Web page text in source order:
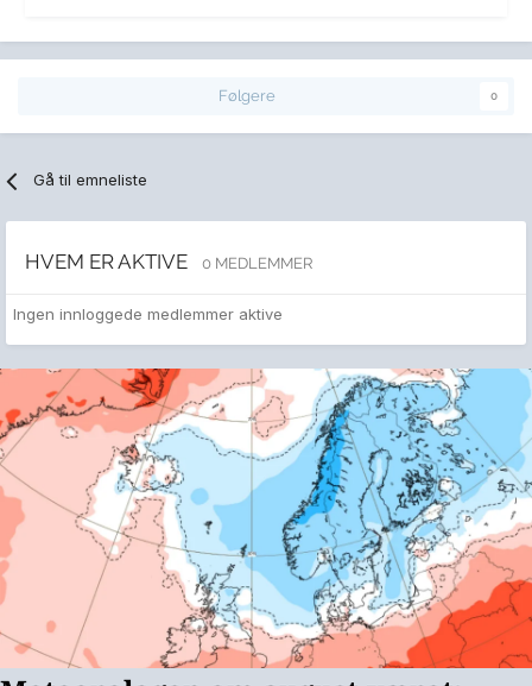
Følgere 0
Gå til emneliste
HVEM ER AKTIVE 0 MEDLEMMER
Ingen innloggede medlemmer aktive